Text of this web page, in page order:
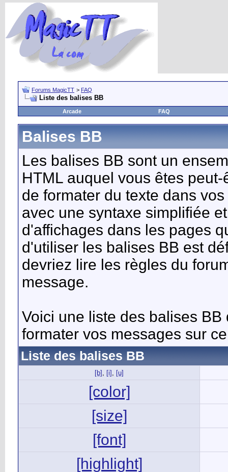
Forums MagicTT > FAQ
Liste des balises BB
Arcade FAQ
Balises BB
Les balises BB sont un
HTML auquel vous êtes
de formater du texte dans
avec une syntaxe simplifiée
d'affichages dans les pages
d'utiliser les balises BB est
devriez lire les règles du
message.
Voici une liste des balises
formater vos messages sur
Liste des balises BB
[b] , [i] , [u]
[color]
[size]
[font]
[highlight]